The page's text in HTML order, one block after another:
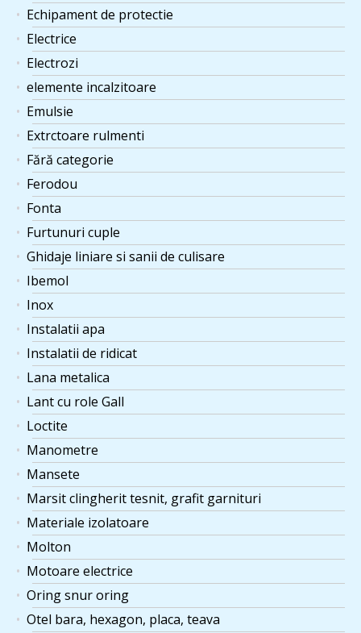
Echipament de protectie
Electrice
Electrozi
elemente incalzitoare
Emulsie
Extrctoare rulmenti
Fără categorie
Ferodou
Fonta
Furtunuri cuple
Ghidaje liniare si sanii de culisare
Ibemol
Inox
Instalatii apa
Instalatii de ridicat
Lana metalica
Lant cu role Gall
Loctite
Manometre
Mansete
Marsit clingherit tesnit, grafit garnituri
Materiale izolatoare
Molton
Motoare electrice
Oring snur oring
Otel bara, hexagon, placa, teava